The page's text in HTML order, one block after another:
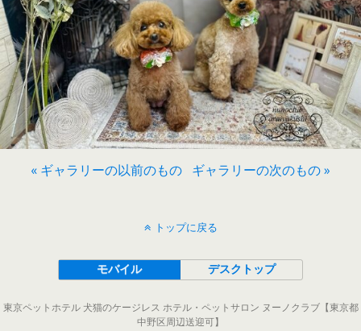
« ギャラリーの以前のもの ギャラリーの次のもの »
トップに戻る
モバイル デスクトップ
東京ペットホテル 犬猫のケージレス ホテル・ペットサロン ヌーノクラブ【東京都
中野区周辺送迎可】